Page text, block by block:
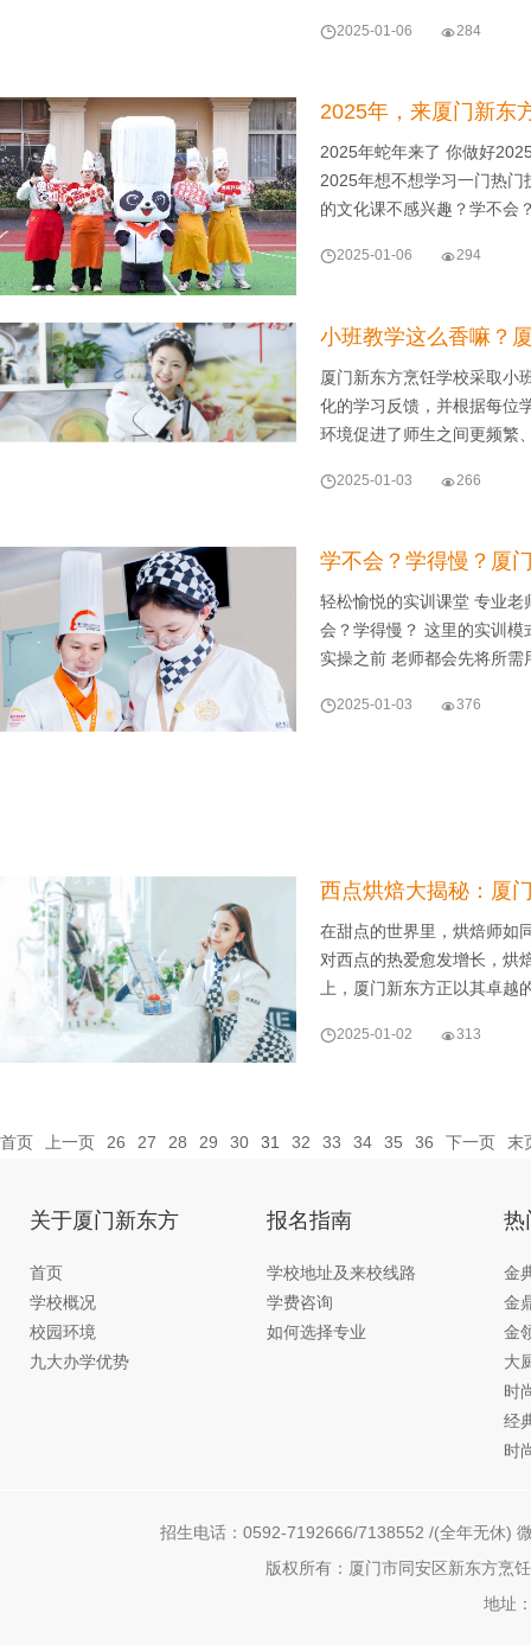
2025-01-06 284
2025年，来厦门新东
2025年蛇年来了 你做好
2025年想不想学习一门热
的文化课不感兴趣？学不
2025-01-06 294
小班教学这么香嘛？
厦门新东方烹饪学校采取小
化的学习反馈，并根据每位
环境促进了师生之间更频
2025-01-03 266
学不会？学得慢？厦
轻松愉悦的实训课堂 专业
会？学得慢？ 这里的实训
实操之前 老师都会先将所
2025-01-03 376
西点烘焙大揭秘：厦
在甜点的世界里，烘焙师如
对西点的热爱愈发增长，烘
上，厦门新东方正以其卓
2025-01-02 313
首页 上一页 26 27 28 29 30 31 32 33 34 35 36 下一页 末
关于厦门新东方
首页
学校概况
校园环境
九大办学优势
报名指南
学校地址及来校线路
学费咨询
如何选择专业
热
金
金
金
大
时
经
时
招生电话：0592-7192666/7138552 /(全年无休)
版权所有：厦门市同安区新东方烹
地址